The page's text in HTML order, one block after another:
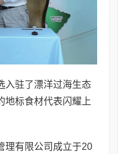
入驻了漂洋过海生态
地标食材代表闪耀上
理有限公司成立于20